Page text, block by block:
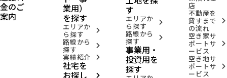
金のご
案内
業用）
を探す
エリアか
ら探す arrow_forward_ios
路線から
探す arrow_forward_ios
実績紹介 arrow_forward_ios
社宅を
お探し arrow_forward_ios
す
エリアか
ら探す arrow_forward_ios
路線から
探す arrow_forward_ios
事業用・
投資用を
探す
店
不動産を
貸すまで
の流れ
arrow_forward_ios
空き家サ
ポートサ
ービス
arrow_forward_ios
空き地サ
ポートサ
ービス
arrow_forward_ios